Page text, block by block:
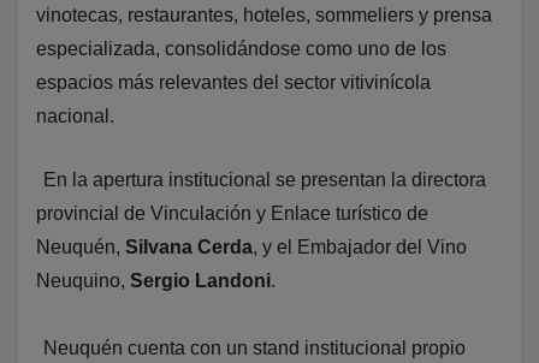
vinotecas, restaurantes, hoteles, sommeliers y prensa
especializada, consolidándose como uno de los
espacios más relevantes del sector vitivinícola
nacional.
En la apertura institucional se presentan la directora
provincial de Vinculación y Enlace turístico de
Neuquén, Silvana Cerda, y el Embajador del Vino
Neuquino, Sergio Landoni.
Neuquén cuenta con un stand institucional propio